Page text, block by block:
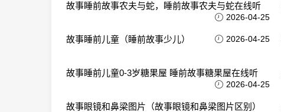
故事睡前故事农夫与蛇，睡前故事农夫与蛇在线听
2026-04-25
故事睡前儿童（睡前故事少儿） 2026-04-25
故事睡前儿童0-3岁糖果屋 睡前故事糖果屋在线听
2026-04-25
故事眼镜和鼻梁图片（故事眼镜和鼻梁图片区别）